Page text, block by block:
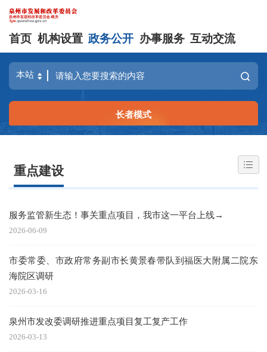
首页 机构设置 政务公开 办事服务 互动交流
长者模式
重点建设
服务监管新生态！事关重点项目，我市这一平台上线→
2026-06-09
市委常委、市政府常务副市长黄景春带队到福医大附属二院东
海院区调研
2026-03-16
泉州市发改委调研推进重点项目复工复产工作
2026-03-13